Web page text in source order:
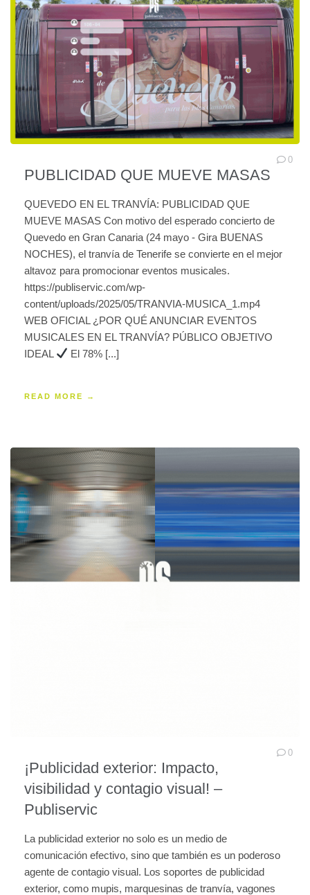
PUBLICIDAD QUE MUEVE MASAS
0
QUEVEDO EN EL TRANVÍA: PUBLICIDAD QUE
MUEVE MASAS Con motivo del esperado concierto de
Quevedo en Gran Canaria (24 mayo - Gira BUENAS
NOCHES), el tranvía de Tenerife se convierte en el mejor
altavoz para promocionar eventos musicales.
https://publiservic.com/wp-
content/uploads/2025/05/TRANVIA-MUSICA_1.mp4
WEB OFICIAL ¿POR QUÉ ANUNCIAR EVENTOS
MUSICALES EN EL TRANVÍA? PÚBLICO OBJETIVO
IDEAL
El 78% [...]
READ MORE →
¡Publicidad exterior: Impacto,
visibilidad y contagio visual! –
Publiservic
0
La publicidad exterior no solo es un medio de
comunicación efectivo, sino que también es un poderoso
agente de contagio visual. Los soportes de publicidad
exterior, como mupis, marquesinas de tranvía, vagones